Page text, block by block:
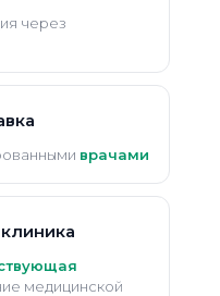
через
врачами
медицинской